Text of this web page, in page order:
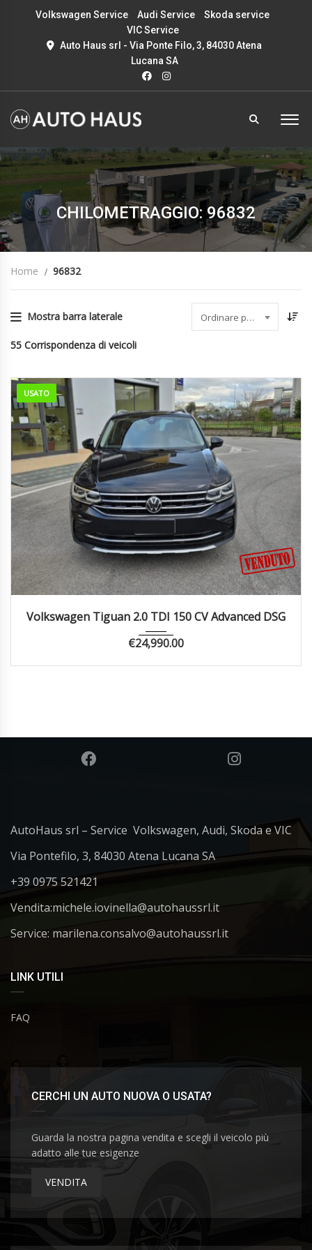
Volkswagen Service Audi Service
Skoda service
VIC Service
Auto Haus srl - Via Ponte Filo, 3, 84030 Atena
Lucana SA
CHILOMETRAGGIO: 96832
Home 96832
Mostra barra laterale Ordinare per data
55 Corrispondenza di veicoli
USATO
Volkswagen Tiguan 2.0 TDI 150 CV Advanced DSG
€24,990.00
AutoHaus srl – Service Volkswagen, Audi, Skoda e VIC
Via Pontefilo, 3, 84030 Atena Lucana SA
+39 0975 521421
Vendita:michele.iovinella@autohaussrl.it
Service: marilena.consalvo@autohaussrl.it
LINK UTILI
FAQ
CERCHI UN AUTO NUOVA O USATA?
Guarda la nostra pagina vendita e scegli il veicolo più
adatto alle tue esigenze
VENDITA